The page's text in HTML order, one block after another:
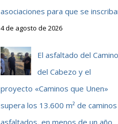
asociaciones para que se
4 de agosto de 2026
El asfaltado del Camino
del Cabezo y el
proyecto «Caminos que Unen»
supera los 13.600 m² de caminos
asfaltados, en menos de un año